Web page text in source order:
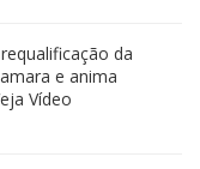
da
e anima
Vídeo